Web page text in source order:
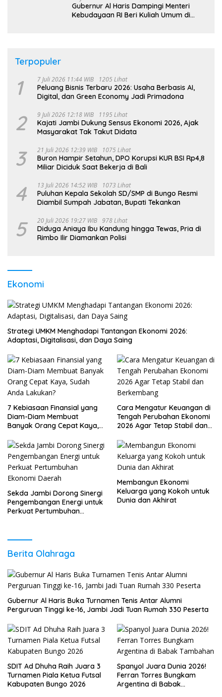
Gubernur Al Haris Dampingi Menteri
Kebudayaan RI Beri Kuliah Umum di
Terpopuler
1 7 Juli 2026 11:44 WIB 1205 Lihat
Peluang Bisnis Terbaru 2026: Usaha Berbasis AI,
Digital, dan Green Economy Jadi Primadona
2 9 Juli 2026 12:18 WIB 1195 Lihat
Kajati Jambi Dukung Sensus Ekonomi 2026, Ajak
Masyarakat Tak Takut Didata
3 21 Juli 2026 12:39 WIB 1075 Lihat
Buron Hampir Setahun, DPO Korupsi KUR BSI Rp4,8
Miliar Diciduk Saat Bekerja di Bali
4 13 Juli 2026 14:52 WIB 1073 Lihat
Puluhan Kepala Sekolah SD/SMP di Bungo Resmi
Diambil Sumpah Jabatan, Bupati Tekankan
5 20 Juli 2026 19:27 WIB 978 Lihat
Diduga Aniaya Ibu Kandung hingga Tewas, Pria di
Rimbo Ilir Diamankan Polisi
Ekonomi
Strategi UMKM Menghadapi Tantangan Ekonomi 2026:
Adaptasi, Digitalisasi, dan Daya Saing
7 Kebiasaan Finansial yang
Diam-Diam Membuat
Banyak Orang Cepat Kaya,
Cara Mengatur Keuangan di
Tengah Perubahan Ekonomi
2026 Agar Tetap Stabil dan
Sekda Jambi Dorong Sinergi
Pengembangan Energi untuk
Perkuat Pertumbuhan
Membangun Ekonomi
Keluarga yang Kokoh untuk
Dunia dan Akhirat
Berita Olahraga
Gubernur Al Haris Buka Turnamen Tenis Antar Alumni
Perguruan Tinggi ke-16, Jambi Jadi Tuan Rumah 330 Peserta
SDIT Ad Dhuha Raih Juara 3
Turnamen Piala Ketua Futsal
Kabupaten Bungo 2026
Spanyol Juara Dunia 2026!
Ferran Torres Bungkam
Argentina di Babak